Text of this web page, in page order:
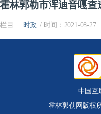
霍林郭勒市浑迪音嘎
栏目： 时政 / 时间：2021-08-27
中国互
霍林郭勒网版权